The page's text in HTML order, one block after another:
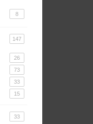
8
147
26
73
33
15
33